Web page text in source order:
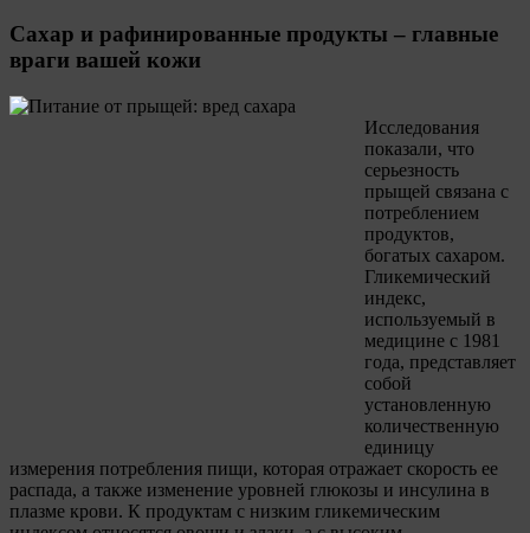
Сахар и рафинированные продукты – главные
враги вашей кожи
Исследования
показали, что
серьезность
прыщей связана с
потреблением
продуктов,
богатых сахаром.
Гликемический
индекс,
используемый в
медицине с 1981
года, представляет
собой
установленную
количественную
единицу
измерения потребления пищи, которая отражает скорость ее
распада, а также изменение уровней глюкозы и инсулина в
плазме крови. К продуктам с низким гликемическим